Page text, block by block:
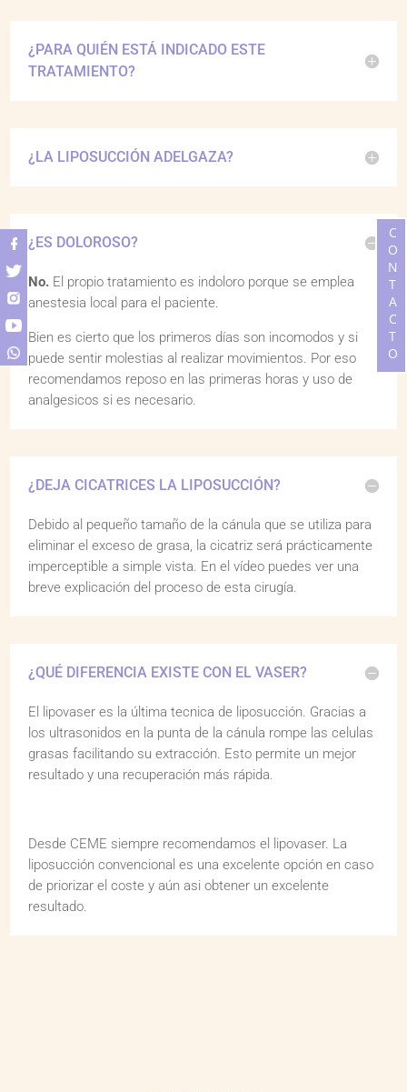
¿PARA QUIÉN ESTÁ INDICADO ESTE
TRATAMIENTO?
¿LA LIPOSUCCIÓN ADELGAZA?
¿ES DOLOROSO?
No. El propio tratamiento es indoloro porque se emplea
anestesia local para el paciente.
Bien es cierto que los primeros días son incomodos y si
puede sentir molestias al realizar movimientos. Por eso
recomendamos reposo en las primeras horas y uso de
analgesicos si es necesario.
¿DEJA CICATRICES LA LIPOSUCCIÓN?
Debido al pequeño tamaño de la cánula que se utiliza para
eliminar el exceso de grasa, la cicatriz será prácticamente
imperceptible a simple vista. En el vídeo puedes ver una
breve explicación del proceso de esta cirugía.
¿QUÉ DIFERENCIA EXISTE CON EL VASER?
El lipovaser es la última tecnica de liposucción. Gracias a
los ultrasonidos en la punta de la cánula rompe las celulas
grasas facilitando su extracción. Esto permite un mejor
resultado y una recuperación más rápida.
Desde CEME siempre recomendamos el lipovaser. La
liposucción convencional es una excelente opción en caso
de priorizar el coste y aún asi obtener un excelente
resultado.
CONTACTO